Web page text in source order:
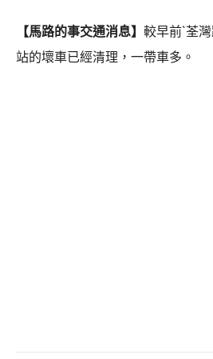
【馬路的事交通消息】 較早前`荃
站的壞車已經清理，一帶車多。